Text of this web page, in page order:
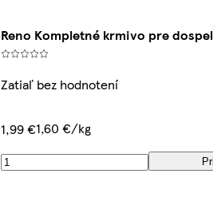
Reno Kompletné krmivo pre
Zatiaľ bez hodnotení
1,99 €1,60 €/kg